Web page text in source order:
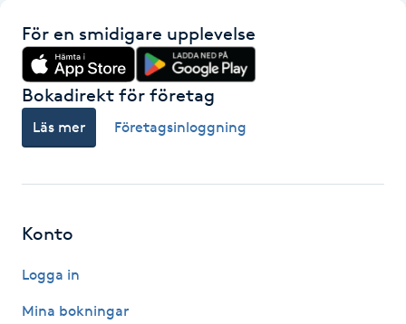
IPL
IPL hårborttagning
IR-massage
För en smidigare upplevelse
Bokadirekt för företag
Läs mer Företagsinloggning
Konto
Logga in
Mina bokningar